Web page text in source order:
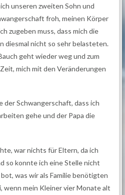
unseren zweiten Sohn und
froh, meinen Körper
zugeben muss, dass mich die
diesmal nicht so sehr belasteten.
geht wieder weg und zum
mich mit den Veränderungen
Schwangerschaft, dass ich
gehe und der Papa die
war nichts für Eltern, da ich
so konnte ich eine Stelle nicht
was wir als Familie benötigten
wenn mein Kleiner vier Monate alt